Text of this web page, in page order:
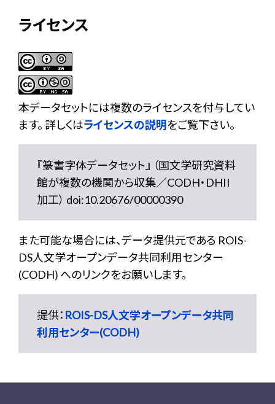
ライセンス
本データセットには複数のライセンスを付与してい
ます。 詳しくはライセンスの説明をご覧下さい。
『篆書字体データセット』 （国文学研究資料
館が複数の機関から収集／CODH・DHII
加工） doi:10.20676/00000390
また可能な場合には、データ提供元である ROIS-
DS人文学オープンデータ共同利用センター
(CODH) へのリンクをお願いします。
提供： ROIS-DS人文学オープンデータ共同
利用センター(CODH)